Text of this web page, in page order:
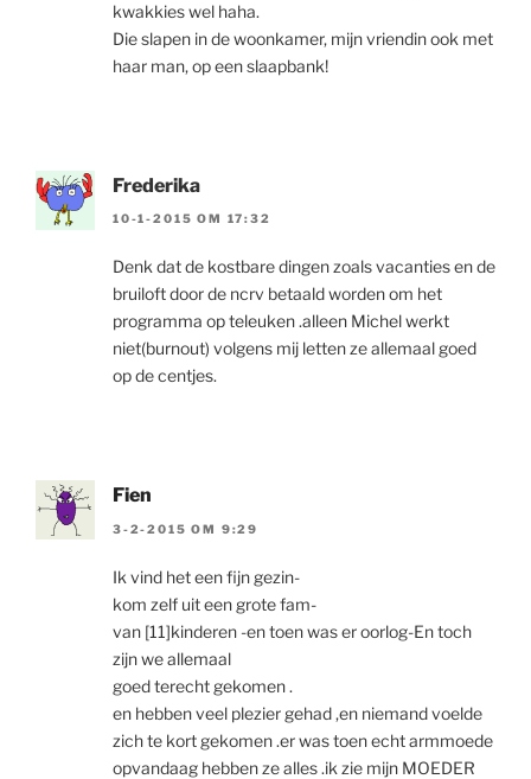
kwakkies wel haha.
Die slapen in de woonkamer, mijn vriendin ook met
haar man, op een slaapbank!
Frederika
10-1-2015 OM 17:32
Denk dat de kostbare dingen zoals vacanties en de
bruiloft door de ncrv betaald worden om het
programma op teleuken .alleen Michel werkt
niet(burnout) volgens mij letten ze allemaal goed
op de centjes.
Fien
3-2-2015 OM 9:29
Ik vind het een fijn gezin-
kom zelf uit een grote fam-
van [11]kinderen -en toen was er oorlog-En toch
zijn we allemaal
goed terecht gekomen .
en hebben veel plezier gehad ,en niemand voelde
zich te kort gekomen .er was toen echt armmoede
opvandaag hebben ze alles .ik zie mijn MOEDER